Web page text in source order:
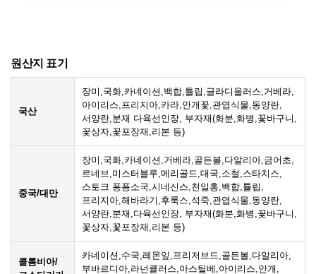
원산지 표기
국산
장미,국화,카네이션,백합,튤립,글라디올러스,거베라,
아이리스,프리지아,카라,안개꽃,관엽식물,동양란,
서양란,분재 다육선인장, 부자재(화분,화병,꽃바구니,
꽃상자,꽃포장재,리본 등)
중국/대만
장미,국화,카네이션,거베라,골든볼,다알리아,금어초,
르네브,미스터블루,메리골드,대국,소철,스타치스,
스토크 퐁퐁소국,시네신스,천일홍,백합,튤립,
프리지아,해바라기,후룩스,석죽,관엽식물,동양란,
서양란,분재,다육선인장, 부자재(화분,화병,꽃바구니,
꽃상자,꽃포장재,리본 등)
콜롬비아/
카네이션,수국,레몬잎,프리저브드,골든볼,다알리아,
부바르디아,라넌큘러스,아스틸베,아이리스,안개,